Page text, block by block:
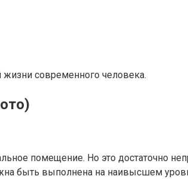
современного человека.
помещение. Но это достаточно
быть выполнена на наивысшем